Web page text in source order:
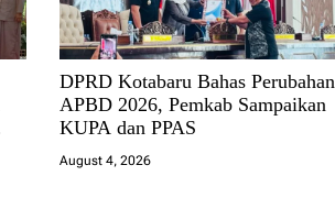
DPRD Kotabaru Bahas Perubahan
APBD 2026, Pemkab Sampaikan
KUPA dan PPAS
August 4, 2026